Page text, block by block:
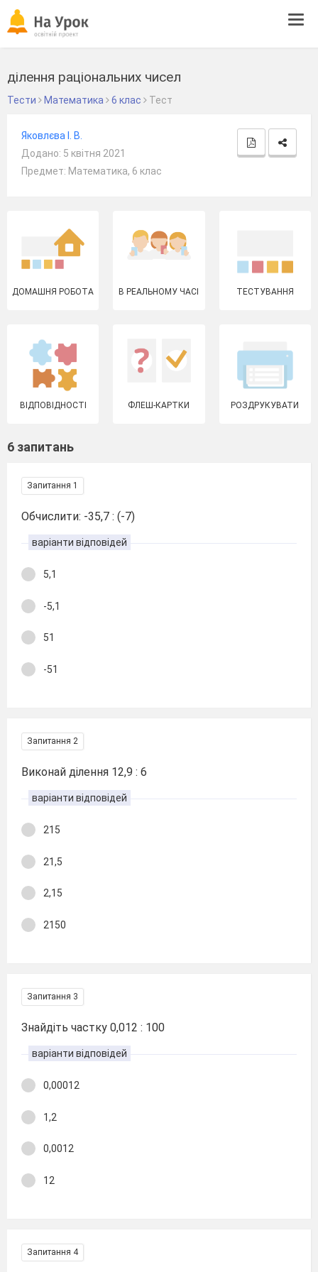
ділення раціональних чисел
Тести Математика 6 клас Тест
Яковлєва І. В.
Додано: 5 квітня 2021
Предмет: Математика, 6 клас
ДОМАШНЯ РОБОТА В РЕАЛЬНОМУ ЧАСІ ТЕСТУВАННЯ
ВІДПОВІДНОСТІ ФЛЕШ-КАРТКИ РОЗДРУКУВАТИ
6 запитань
Запитання 1
Обчислити: -35,7 : (-7)
варіанти відповідей
5,1
-5,1
51
-51
Запитання 2
Виконай ділення 12,9 : 6
варіанти відповідей
215
21,5
2,15
2150
Запитання 3
Знайдіть частку 0,012 : 100
варіанти відповідей
0,00012
1,2
0,0012
12
Запитання 4